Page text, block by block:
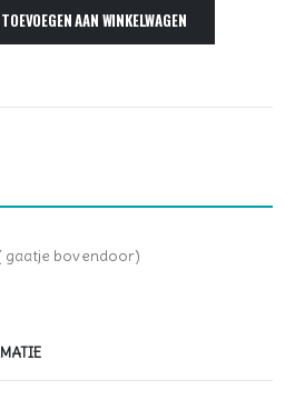
TOEVOEGEN AAN WINKELWAGEN
gaatje bovendoor)